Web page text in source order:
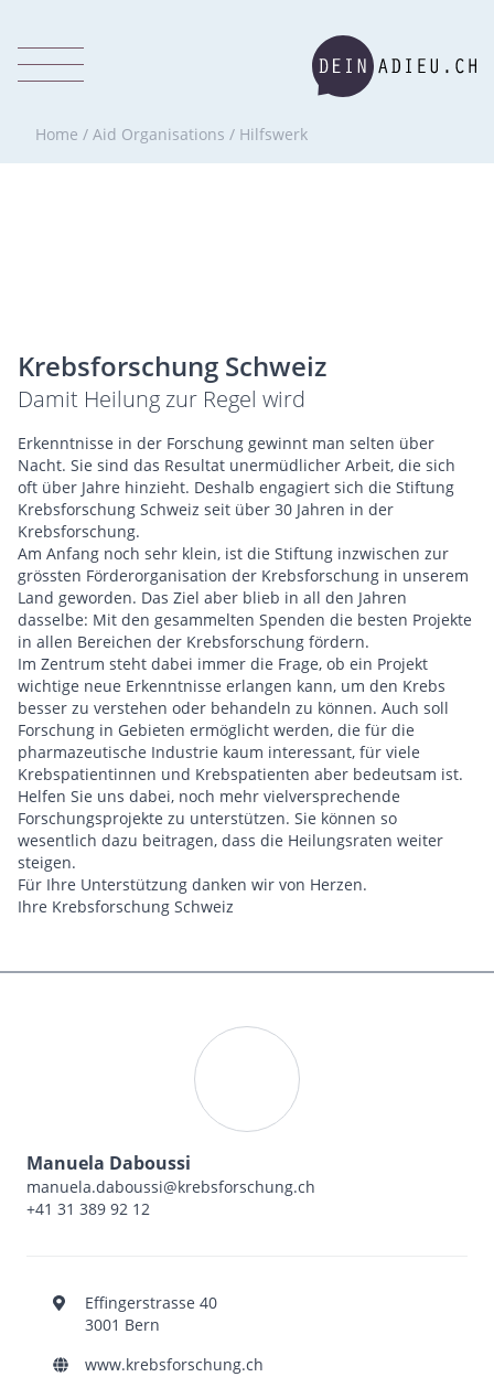
Home / Aid Organisations / Hilfswerk
Krebsforschung Schweiz
Damit Heilung zur Regel wird
Erkenntnisse in der Forschung gewinnt man selten über
Nacht. Sie sind das Resultat unermüdlicher Arbeit, die sich
oft über Jahre hinzieht. Deshalb engagiert sich die Stiftung
Krebsforschung Schweiz seit über 30 Jahren in der
Krebsforschung.
Am Anfang noch sehr klein, ist die Stiftung inzwischen zur
grössten Förderorganisation der Krebsforschung in unserem
Land geworden. Das Ziel aber blieb in all den Jahren
dasselbe: Mit den gesammelten Spenden die besten Projekte
in allen Bereichen der Krebsforschung fördern.
Im Zentrum steht dabei immer die Frage, ob ein Projekt
wichtige neue Erkenntnisse erlangen kann, um den Krebs
besser zu verstehen oder behandeln zu können. Auch soll
Forschung in Gebieten ermöglicht werden, die für die
pharmazeutische Industrie kaum interessant, für viele
Krebspatientinnen und Krebspatienten aber bedeutsam ist.
Helfen Sie uns dabei, noch mehr vielversprechende
Forschungsprojekte zu unterstützen. Sie können so
wesentlich dazu beitragen, dass die Heilungsraten weiter
steigen.
Für Ihre Unterstützung danken wir von Herzen.
Ihre Krebsforschung Schweiz
Manuela Daboussi
manuela.daboussi@krebsforschung.ch
+41 31 389 92 12
Effingerstrasse 40
3001 Bern
www.krebsforschung.ch